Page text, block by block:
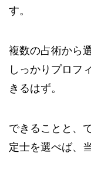
す。
複数の占術から
しっかりプロフ
きるはず。
できることと、
定士を選べば、